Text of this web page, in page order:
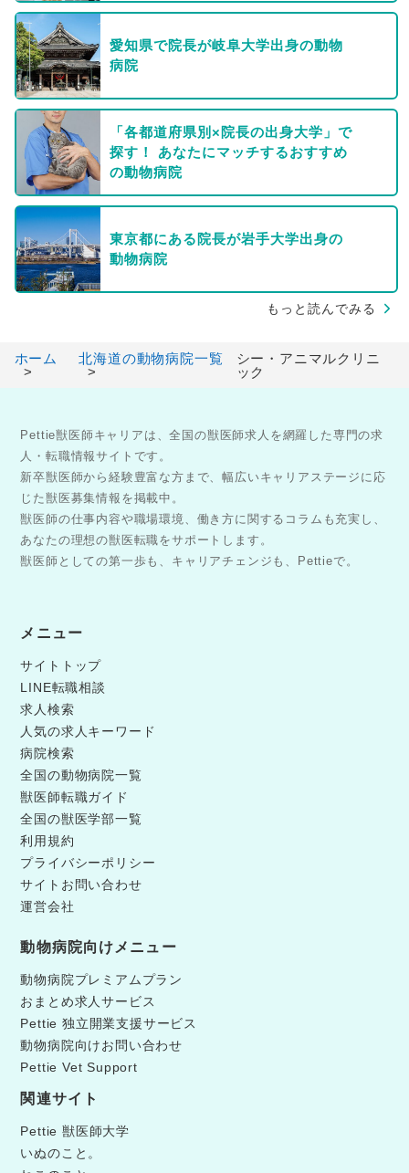
愛知県で院長が岐阜大学出身の動物
病院
「各都道府県別×院長の出身大学」で
探す！ あなたにマッチするおすすめ
の動物病院
東京都にある院長が岩手大学出身の
動物病院
もっと読んでみる
ホーム 北海道の動物病院一覧
シー・アニマルクリニ
ック
Pettie獣医師キャリアは、全国の獣医師求人を網羅した専門の求
人・転職情報サイトです。
新卒獣医師から経験豊富な方まで、幅広いキャリアステージに応
じた獣医募集情報を掲載中。
獣医師の仕事内容や職場環境、働き方に関するコラムも充実し、
あなたの理想の獣医転職をサポートします。
獣医師としての第一歩も、キャリアチェンジも、Pettieで。
メニュー
サイトトップ
LINE転職相談
求人検索
人気の求人キーワード
病院検索
全国の動物病院一覧
獣医師転職ガイド
全国の獣医学部一覧
利用規約
プライバシーポリシー
サイトお問い合わせ
運営会社
動物病院向けメニュー
動物病院プレミアムプラン
おまとめ求人サービス
Pettie 独立開業支援サービス
動物病院向けお問い合わせ
Pettie Vet Support
関連サイト
Pettie 獣医師大学
いぬのこと。